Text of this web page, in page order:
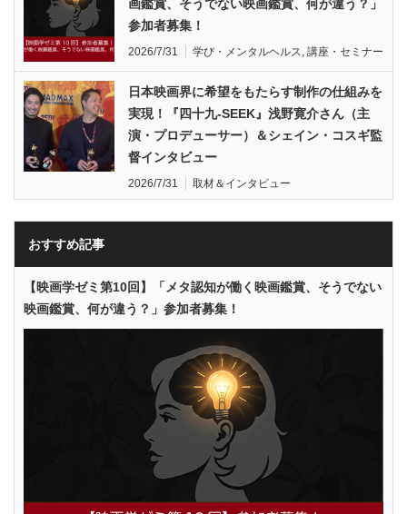
画鑑賞、そうでない映画鑑賞、何が違う？」
参加者募集！
2026/7/31 学び・メンタルヘルス 講座・セミナー
日本映画界に希望をもたらす制作の仕組みを
実現！『四十九-SEEK』浅野寛介さん（主
演・プロデューサー）＆シェイン・コスギ監
督インタビュー
2026/7/31 取材＆インタビュー
おすすめ記事
【映画学ゼミ第10回】「メタ認知が働く映画鑑賞、そうでない
映画鑑賞、何が違う？」参加者募集！